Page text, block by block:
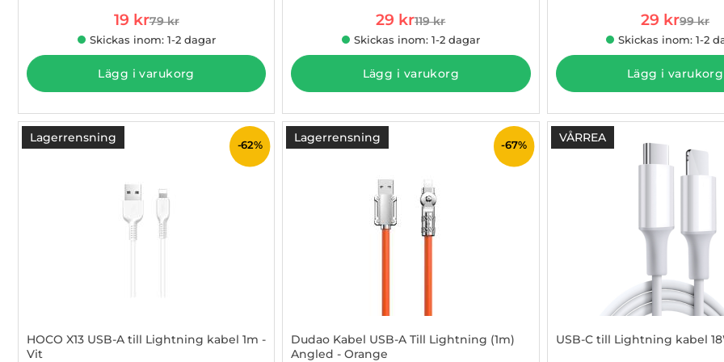
rea pris
19 krtidigare pris
79 kr
Skickas inom: 1-2 dagar
Lägg i varukorg
rea pris
29 krtidigare pris
119 kr
Skickas inom: 1-2 dagar
Lägg i varukorg
rea pris
29 krtidigare
99 kr
Skickas inom: 1-2
Lägg i varukorg
Lagerrensning
-62%
HOCO X13 USB-A till Lightning kabel 1m -
Vit
Lagerrensning
-67%
Dudao Kabel USB-A Till Lightning (1m)
Angled - Orange
VÅRREA
USB-C till Lightning kabel